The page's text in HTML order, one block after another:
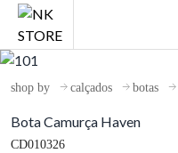
shop by calçados botas
Bota Camurça Haven
CD010326